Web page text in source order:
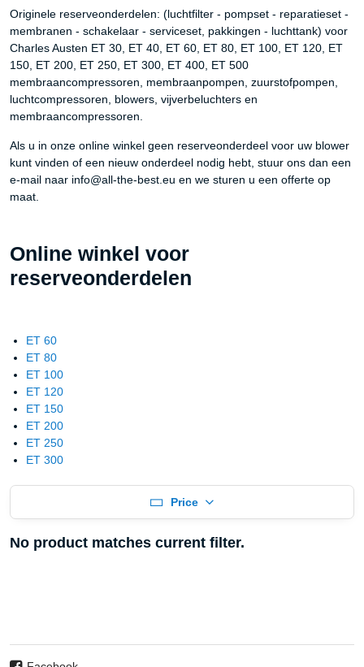
Originele reserveonderdelen: (luchtfilter - pompset - reparatieset -
membranen - schakelaar - serviceset, pakkingen - luchttank) voor
Charles Austen ET 30, ET 40, ET 60, ET 80, ET 100, ET 120, ET
150, ET 200, ET 250, ET 300, ET 400, ET 500
membraancompressoren, membraanpompen, zuurstofpompen,
luchtcompressoren, blowers, vijverbeluchters en
membraancompressoren.
Als u in onze online winkel geen reserveonderdeel voor uw blower
kunt vinden of een nieuw onderdeel nodig hebt, stuur ons dan een
e-mail naar info@all-the-best.eu en we sturen u een offerte op
maat.
Online winkel voor
reserveonderdelen
ET 60
ET 80
ET 100
ET 120
ET 150
ET 200
ET 250
ET 300
Price